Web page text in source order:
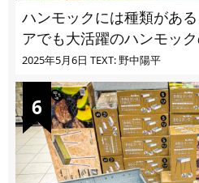
ハンモックには種類があ
アでも大活躍のハンモッ
ツとは
2025年5月6日 TEXT: 野中陽平